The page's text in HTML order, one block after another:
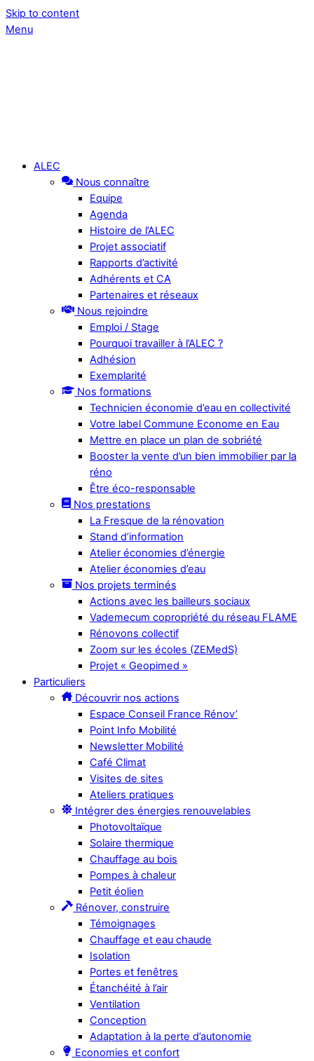
Skip to content
Menu
ALEC
Nous connaître
Equipe
Agenda
Histoire de l’ALEC
Projet associatif
Rapports d’activité
Adhérents et CA
Partenaires et réseaux
Nous rejoindre
Emploi / Stage
Pourquoi travailler à l’ALEC ?
Adhésion
Exemplarité
Nos formations
Technicien économie d’eau en collectivité
Votre label Commune Econome en Eau
Mettre en place un plan de sobriété
Booster la vente d’un bien immobilier par la
réno
Être éco-responsable
Nos prestations
La Fresque de la rénovation
Stand d’information
Atelier économies d’énergie
Atelier économies d’eau
Nos projets terminés
Actions avec les bailleurs sociaux
Vademecum copropriété du réseau FLAME
Rénovons collectif
Zoom sur les écoles (ZEMedS)
Projet « Geopimed »
Particuliers
Découvrir nos actions
Espace Conseil France Rénov’
Point Info Mobilité
Newsletter Mobilité
Café Climat
Visites de sites
Ateliers pratiques
Intégrer des énergies renouvelables
Photovoltaïque
Solaire thermique
Chauffage au bois
Pompes à chaleur
Petit éolien
Rénover, construire
Témoignages
Chauffage et eau chaude
Isolation
Portes et fenêtres
Étanchéité à l’air
Ventilation
Conception
Adaptation à la perte d’autonomie
Economies et confort